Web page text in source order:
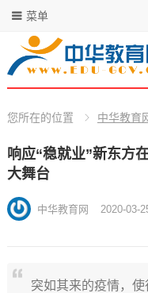
菜单
您所在的位置 中华教育
响应“稳就业”新东方
大舞台
中华教育网 2020-03-
突如其来的疫情，